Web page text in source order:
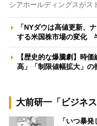
シアホールディングスが
「NYダウは高値更新、
する米国株市場の変化
【歴史的な爆騰劇】時
高」「制限値幅拡大」
大前研一「ビジネ
「いつ暴